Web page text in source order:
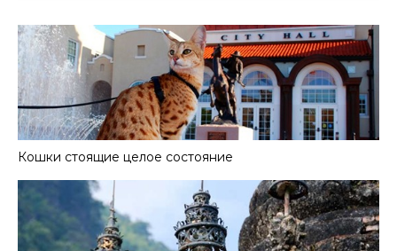
Кошки стоящие целое состояние